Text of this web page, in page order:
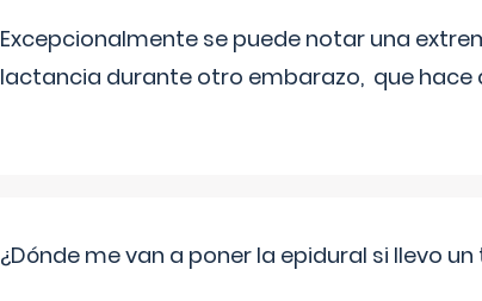
Excepcionalmente se puede notar una
lactancia durante otro embarazo, que
¿Dónde me van a poner la epidural si llevo